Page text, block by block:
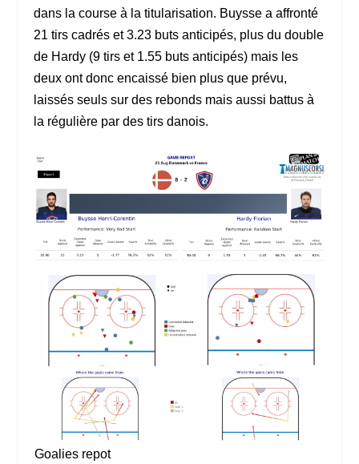
dans la course à la titularisation. Buysse a affronté
21 tirs cadrés et 3.23 buts anticipés, plus du double
de Hardy (9 tirs et 1.55 buts anticipés) mais les
deux ont donc encaissé bien plus que prévu,
laissés seuls sur des rebonds mais aussi battus à
la régulière par des tirs danois.
Goalies repot